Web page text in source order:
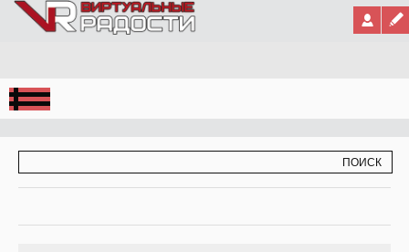
Jump to Navigation